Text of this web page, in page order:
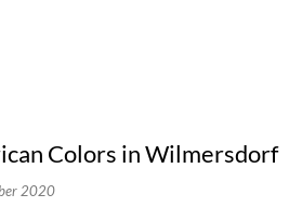
Colors in Wilmersdorf
2020